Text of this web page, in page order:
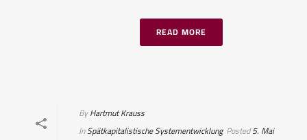
READ MORE
ByHartmut Krauss
InSpätkapitalistische Systementwicklung Posted5. Mai